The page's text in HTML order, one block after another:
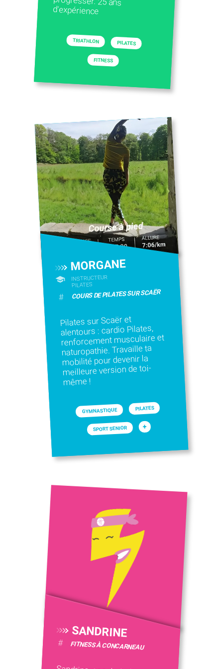
d'expérience
TRIATHLON PILATES
FITNESS
MORGANE
INSTRUCTEUR
PILATES
# COURS DE PILATES SUR SCAËR
Pilates sur Scaër et
alentours : cardio Pilates,
renforcement musculaire et
naturopathie. Travaille ta
mobilité pour devenir la
meilleure version de toi-
même !
GYMNASTIQUE PILATES
SPORT SENIOR +
SANDRINE
# FITNESS À CONCARNEAU